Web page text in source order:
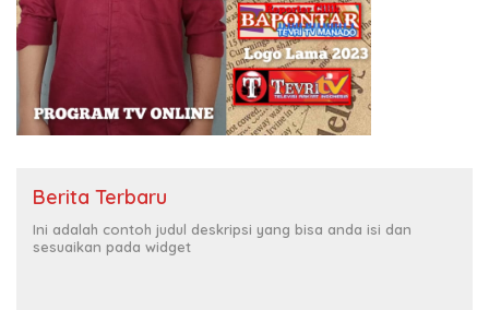
Berita Terbaru
Ini adalah contoh judul deskripsi yang bisa anda isi dan
sesuaikan pada widget